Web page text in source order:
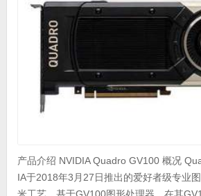
产品介绍 NVIDIA Quadro GV100 概况
IA于2018年3月27日推出的爱好者级专业